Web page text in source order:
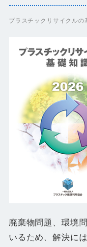
プラスチックリサイクルの
廃棄物問題、環境
いるため、解決に